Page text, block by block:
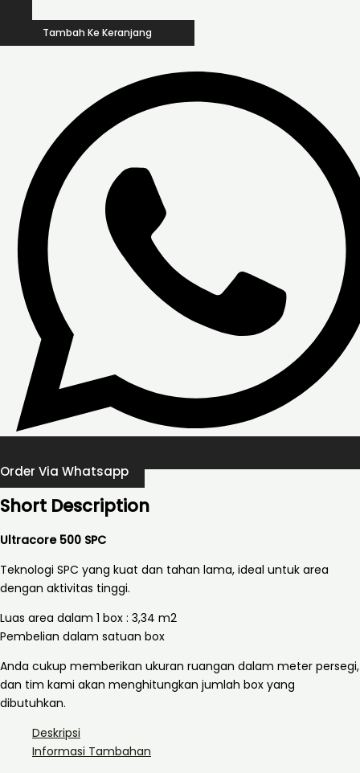
Tambah Ke Keranjang
Order Via Whatsapp
Short Description
Ultracore 500 SPC
Teknologi SPC yang kuat dan tahan lama, ideal untuk area
dengan aktivitas tinggi.
Luas area dalam 1 box : 3,34 m2
Pembelian dalam satuan box
Anda cukup memberikan ukuran ruangan dalam meter persegi,
dan tim kami akan menghitungkan jumlah box yang
dibutuhkan.
Deskripsi
Informasi Tambahan